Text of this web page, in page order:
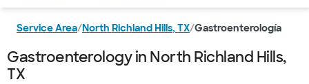
Service Area/North Richland Hills, TX/Gastroenterología
Gastroenterology in North Richland Hills,
TX